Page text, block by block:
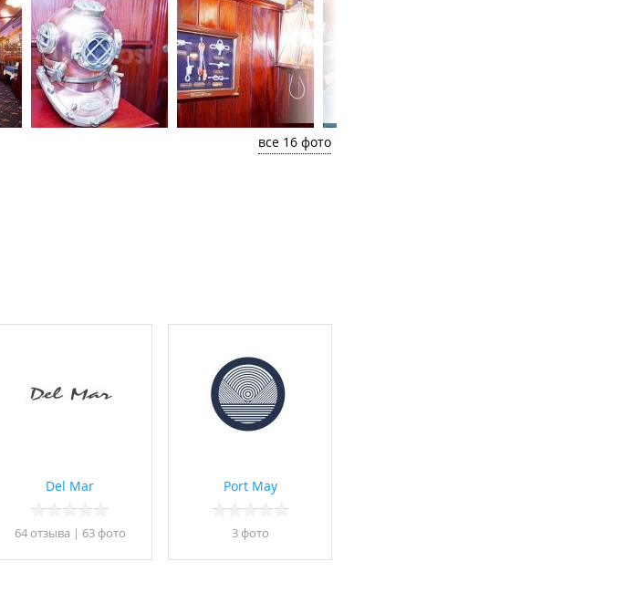
все 16 фото
Del Mar
64 отзывa | 63 фото
Port May
3 фото